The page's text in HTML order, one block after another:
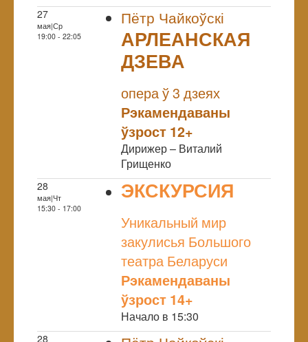
27
мая|Ср
19:00 - 22:05
Пётр Чайкоўскі
АРЛЕАНСКАЯ
ДЗЕВА
опера ў 3 дзеях
Рэкамендаваны
ўзрост 12+
Дирижер – Виталий
Грищенко
28
мая|Чт
15:30 - 17:00
ЭКСКУРСИЯ
Уникальный мир
закулисья Большого
театра Беларуси
Рэкамендаваны
ўзрост 14+
Начало в 15:30
28